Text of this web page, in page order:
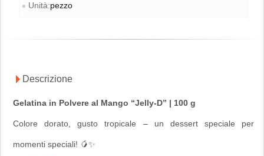
Unità:pezzo
Descrizione
Gelatina in Polvere al Mango “Jelly-D” | 100 g
Colore dorato, gusto tropicale – un dessert speciale per
momenti speciali! 🥭✨